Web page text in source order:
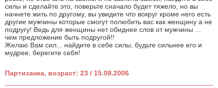
силы и сделайте это, поверьте сначало будет тяжело, но вы
начнете жить по другому, вы увидите что вокруг кроме него есть
другие мужчины которые смогут полюбить вас как женщину а не
подругу! Ведь для женщины нет обиднее слов от мужчины ...
чем предложение быть подругой!!
Желаю Вам сил... найдите в себе силы, будьте сильнее его и
мудрее, берегите себя!
Партизанка, возраст: 23 / 15.08.2006